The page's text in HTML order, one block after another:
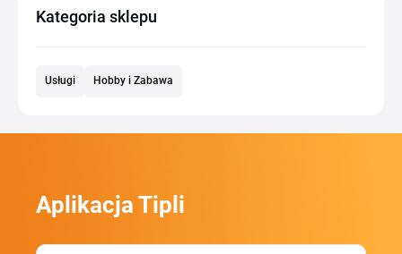
Kategoria sklepu
Usługi Hobby i Zabawa
Aplikacja Tipli